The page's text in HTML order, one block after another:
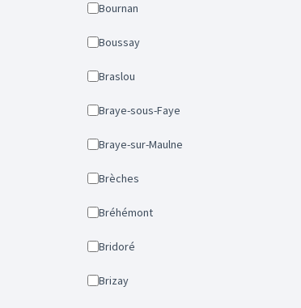
Bournan
Boussay
Braslou
Braye-sous-Faye
Braye-sur-Maulne
Brèches
Bréhémont
Bridoré
Brizay